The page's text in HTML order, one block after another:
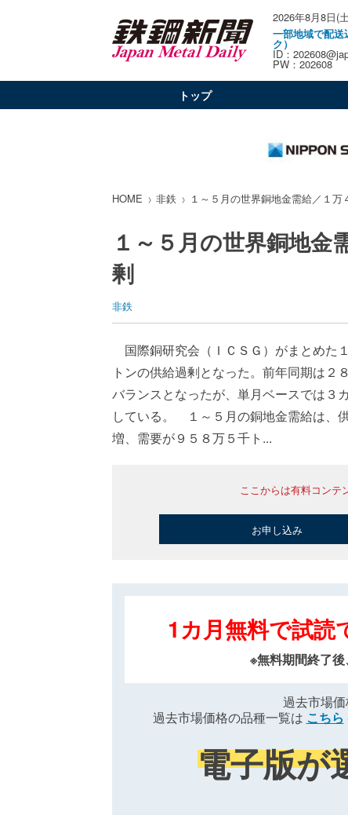
2026年8月8日(
一部地域で配送
ク）
ID：
PW：202608
トップ
HOME 非鉄 １～５月の世界銅地金需給／１
１～５月の世界銅地金
剰
非鉄
国際銅研究会（ＩＣＳＧ）がまとめた
トンの供給過剰となった。前年同期は
バランスとなったが、単月ベースでは３
している。 １～５月の銅地金需給は、
増、需要が９５８万５千ト...
ここからは有料コンテ
お申し込み
1カ月無料で試読
※無料期間終了
過去市場
過去市場価格の品種一覧は こちら
電子版が